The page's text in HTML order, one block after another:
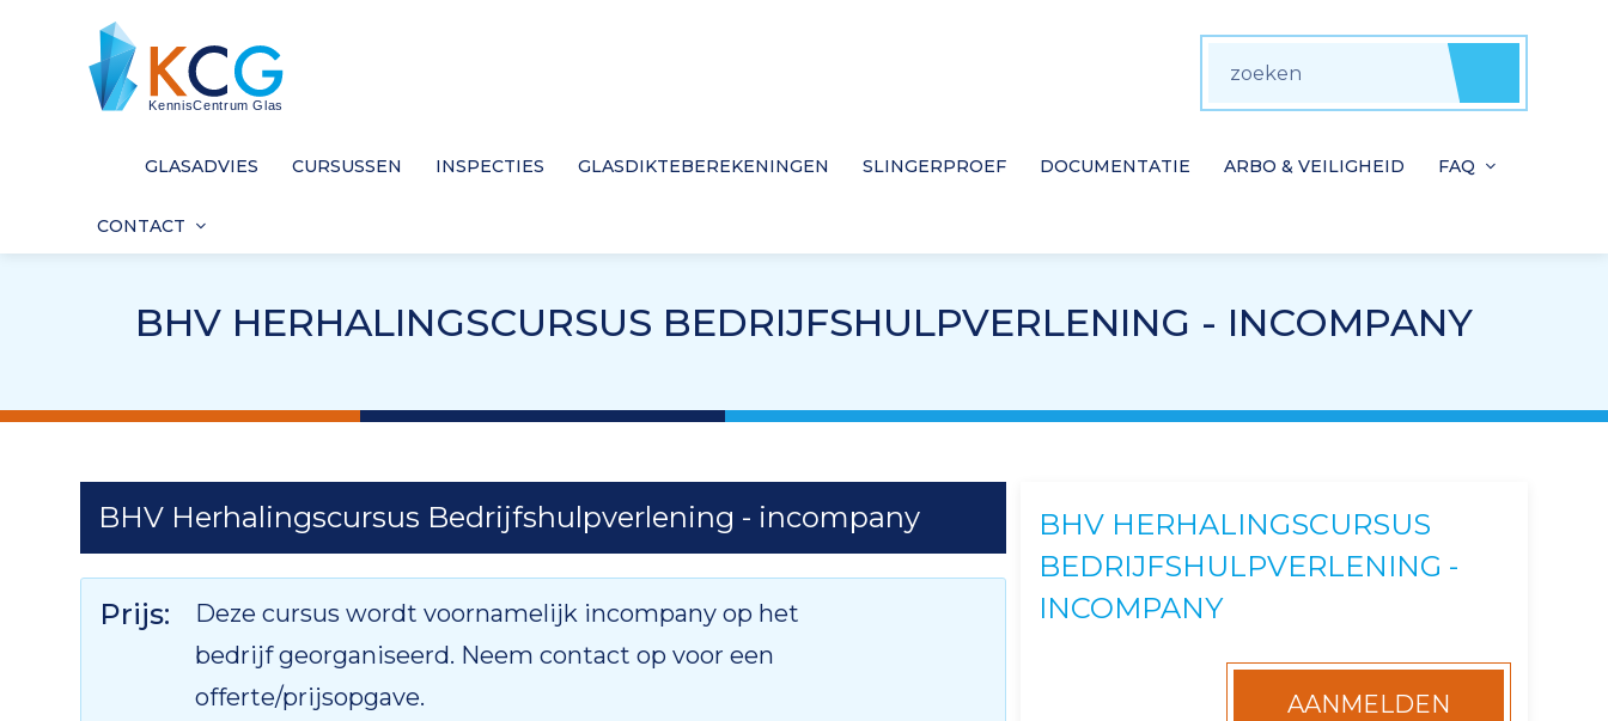
GLASADVIES CURSUSSEN INSPECTIES GLASDIKTEBEREKENINGEN SLINGERPROEF DOCUMENTATIE ARBO & VEILIGHEID FAQ
CONTACT
BHV HERHALINGSCURSUS BEDRIJFSHULPVERLENING - INCOMPANY
BHV Herhalingscursus Bedrijfshulpverlening - incompany
Prijs:
Deze cursus wordt voornamelijk incompany op het
bedrijf georganiseerd. Neem contact op voor een
offerte/prijsopgave.
BHV HERHALINGSCURSUS
BEDRIJFSHULPVERLENING -
INCOMPANY
AANMELDEN